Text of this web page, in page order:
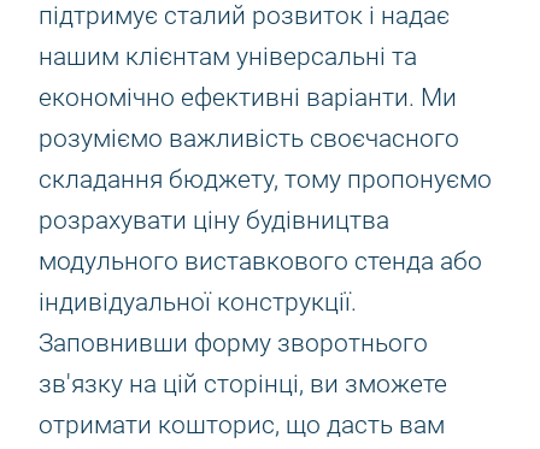
підтримує сталий розвиток і надає
нашим клієнтам універсальні та
економічно ефективні варіанти. Ми
розуміємо важливість своєчасного
складання бюджету, тому пропонуємо
розрахувати ціну будівництва
модульного виставкового стенда або
індивідуальної конструкції.
Заповнивши форму зворотнього
зв'язку на цій сторінці, ви зможете
отримати кошторис, що дасть вам